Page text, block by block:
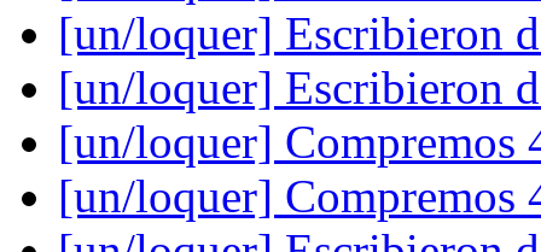
[un/loquer] Escribieron
[un/loquer] Escribieron
[un/loquer] Compremos
[un/loquer] Compremos